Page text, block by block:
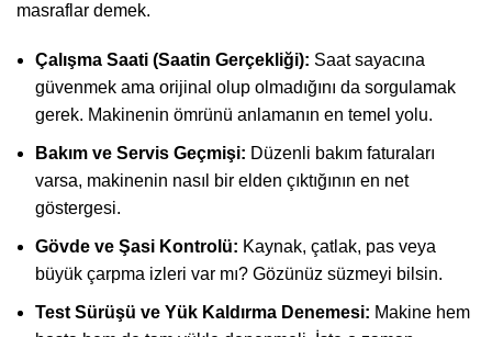
masraflar demek.
Çalışma Saati (Saatin Gerçekliği): Saat sayacına
güvenmek ama orijinal olup olmadığını da sorgulamak
gerek. Makinenin ömrünü anlamanın en temel yolu.
Bakım ve Servis Geçmişi: Düzenli bakım faturaları
varsa, makinenin nasıl bir elden çıktığının en net
göstergesi.
Gövde ve Şasi Kontrolü: Kaynak, çatlak, pas veya
büyük çarpma izleri var mı? Gözünüz süzmeyi bilsin.
Test Sürüşü ve Yük Kaldırma Denemesi: Makine hem